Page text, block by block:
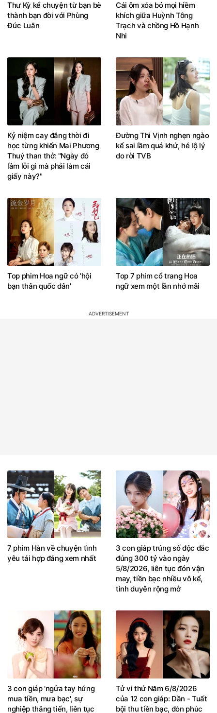
Thư Kỳ kể chuyện từ bạn bè
thành bạn đời với Phùng
Đức Luân
Cái ôm xóa bỏ mọi hiềm
khích giữa Huỳnh Tông
Trạch và chồng Hồ Hạnh
Nhi
Kỷ niệm cay đắng thời đi
học từng khiến Mai Phương
Thuý than thở: "Ngày đó
lầm lỗi gì mà phải làm cái
giấy này?"
Đường Thi Vịnh nghẹn ngào
kể sai lầm quá khứ, hé lộ lý
do rời TVB
Top phim Hoa ngữ có 'hội
bạn thân quốc dân'
Top 7 phim cổ trang Hoa
ngữ xem một lần nhớ mãi
7 phim Hàn về chuyện tình
yêu tái hợp đáng xem nhất
3 con giáp trúng số độc đắc
đúng 300 tỷ vào ngày
5/8/2026, liên tục đón vận
may, tiền bạc nhiều vô kể,
tình duyên rộng mở
3 con giáp 'ngửa tay hứng
mưa tiền, mưa bạc', sự
nghiệp thăng tiến, liên tục
Tử vi thứ Năm 6/8/2026
của 12 con giáp: Dần - Tuất
bội thu tiền bạc, đón phúc